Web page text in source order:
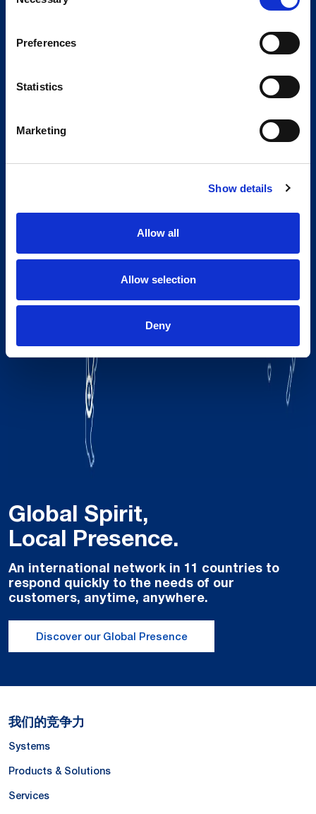
Preferences
Statistics
Marketing
Show details
Allow all
Allow selection
Deny
Global Spirit,
Local Presence.
An international network in 11 countries to
respond quickly to the needs of our
customers, anytime, anywhere.
Discover our Global Presence
我们的竞争力
Systems
Products & Solutions
Services